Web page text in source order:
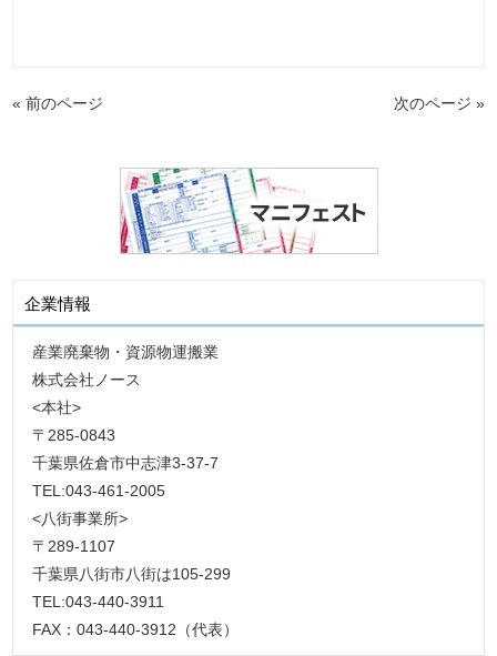
« 前のページ 次のページ »
企業情報
産業廃棄物・資源物運搬業
株式会社ノース
<本社>
〒285-0843
千葉県佐倉市中志津3-37-7
TEL:043-461-2005
<八街事業所>
〒289-1107
千葉県八街市八街は105-299
TEL:043-440-3911
FAX：043-440-3912（代表）